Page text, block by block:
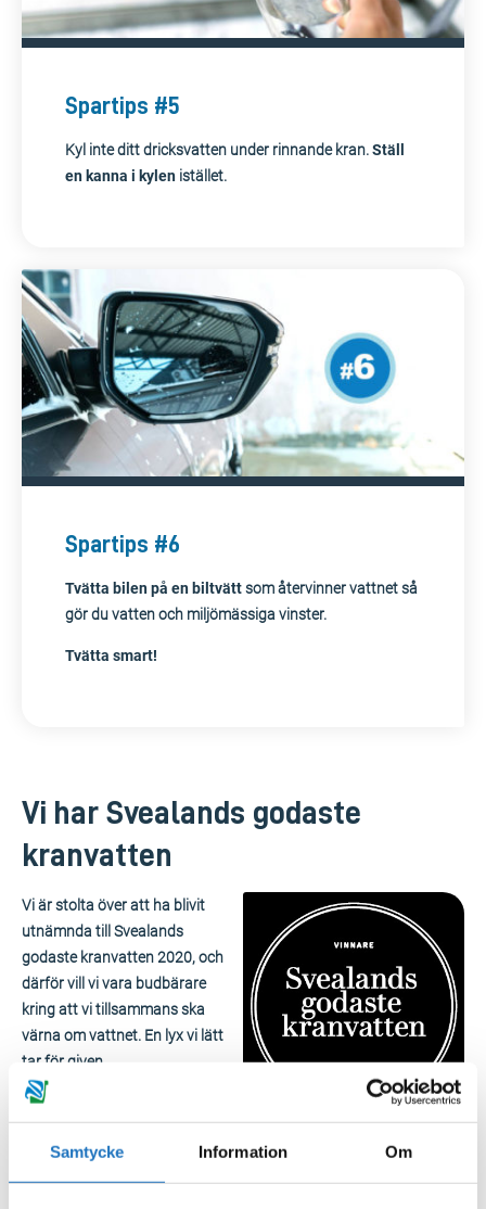
Samtycke Information Om
Spartips #5
Kyl inte ditt dricksvatten under rinnande kran.Ställ
en kanna i kylen istället.
Spartips #6
Tvätta bilen på en biltvättsom återvinner vattnet så
gör du vatten och miljömässiga vinster.
Tvätta smart!
Vi har Svealands godaste
kranvatten
Vi är stolta över att ha blivit
utnämnda till Svealands
godaste kranvatten 2020, och
därför vill vi vara budbärare
kring att vi tillsammans ska
värna om vattnet. En lyx vi lätt
tar för given.
Värna om vattnet
Kranvatten är den billigaste